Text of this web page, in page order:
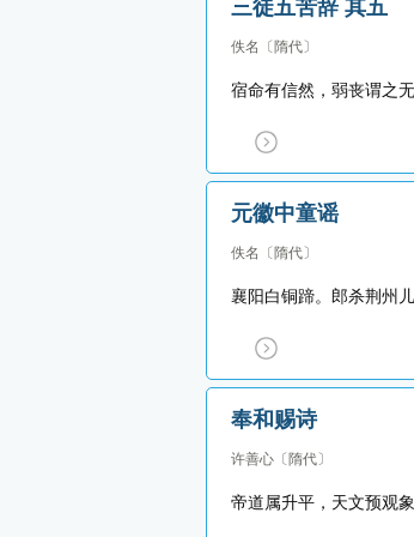
三徒五苦辞 其五
佚名 〔隋代〕
宿命有信然，弱丧谓之
元徽中童谣
佚名 〔隋代〕
襄阳白铜蹄。郎杀荆州儿
奉和赐诗
许善心 〔隋代〕
帝道属升平，天文预观